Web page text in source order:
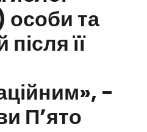
особи та
її
-
П’ято